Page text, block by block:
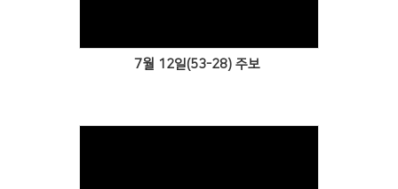
7월 12일(53-28) 주보